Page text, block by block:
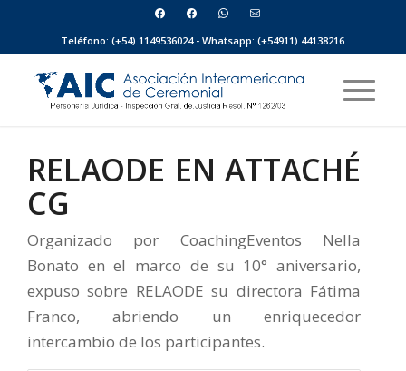
Teléfono: (+54) 1149536024 - Whatsapp: (+54911) 44138216
RELAODE EN ATTACHÉ
CG
Organizado por CoachingEventos Nella
Bonato en el marco de su 10° aniversario,
expuso sobre RELAODE su directora Fátima
Franco, abriendo un enriquecedor
intercambio de los participantes.